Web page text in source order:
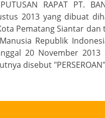
RAPAT PT.
2013 yang dibuat
Pematang Siantar
Republik
20 November
disebut